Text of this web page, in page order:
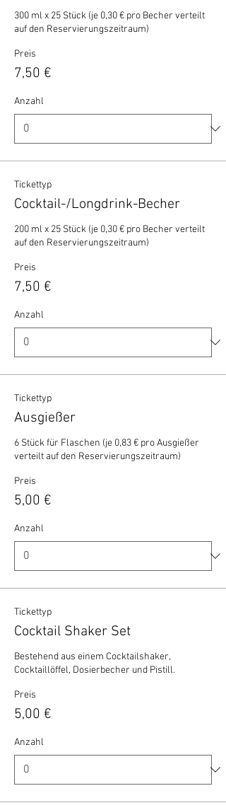
300 ml x 25 Stück (je 0,30 € pro Becher verteilt
auf den Reservierungszeitraum)
Preis
7,50 €
Anzahl
Tickettyp
Cocktail-/Longdrink-Becher
200 ml x 25 Stück (je 0,30 € pro Becher verteilt
auf den Reservierungszeitraum)
Preis
7,50 €
Anzahl
Tickettyp
Ausgießer
6 Stück für Flaschen (je 0,83 € pro Ausgießer
verteilt auf den Reservierungszeitraum)
Preis
5,00 €
Anzahl
Tickettyp
Cocktail Shaker Set
Bestehend aus einem Cocktailshaker,
Cocktaillöffel, Dosierbecher und Pistill.
Preis
5,00 €
Anzahl